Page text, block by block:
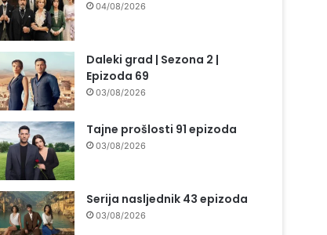
04/08/2026
Daleki grad | Sezona 2 |
Epizoda 69
03/08/2026
Tajne prošlosti 91 epizoda
03/08/2026
Serija nasljednik 43 epizoda
03/08/2026